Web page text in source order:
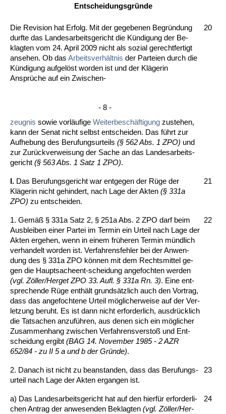
Ent­schei­dungs­gründe
Die Re­vi­si­on hat Er­folg. Mit der ge­ge­be­nen Be­gründung
durf­te das Lan­des­ar­beits­ge­richt die Kündi­gung der Be­
klag­ten vom 24. April 2009 nicht als so­zi­al ge­recht­fer­tigt
an­se­hen. Ob das Ar­beits­verhält­nis der Par­tei­en durch die
Kündi­gung auf­gelöst wor­den ist und der Kläge­rin
Ansprüche auf ein Zwi­schen-
- 8 -
zeug­nis so­wie vorläufi­ge Wei­ter­beschäfti­gung zu­ste­hen,
kann der Se­nat nicht selbst ent­schei­den. Das führt zur
Auf­he­bung des Be­ru­fungs­ur­teils (§ 562 Abs. 1 ZPO) und
zur Zurück­ver­wei­sung der Sa­che an das Lan­des­ar­beits­
ge­richt (§ 563 Abs. 1 Satz 1 ZPO).
20
I. Das Be­ru­fungs­ge­richt war ent­ge­gen der Rüge der
Kläge­rin nicht ge­hin­dert, nach La­ge der Ak­ten (§ 331a
ZPO) zu ent­schei­den.
21
1. Gemäß § 331a Satz 2, § 251a Abs. 2 ZPO darf beim
Aus­blei­ben ei­ner Par­tei im Ter­min ein Ur­teil nach La­ge der
Ak­ten er­ge­hen, wenn in ei­nem frühe­ren Ter­min münd­lich
ver­han­delt wor­den ist. Ver­fah­rens­feh­ler bei der An­wen­
dung des § 331a ZPO können mit dem Rechts­mit­tel ge­
gen die Haupt­sa­che­ent-schei­dung an­ge­foch­ten wer­den
(vgl. Zöller/Her­get ZPO 33. Aufl. § 331a Rn. 3). Ei­ne ent­
spre­chen­de Rüge enthält grundsätz­lich auch den Vor­trag,
dass das an­ge­foch­te­ne Ur­teil mögli­cher­wei­se auf der Ver­
let­zung be­ruht. Es ist dann nicht er­for­der­lich, aus­drück­lich
die Tat­sa­chen an­zuführen, aus de­nen sich ein mögli­cher
Zu­sam­men­hang zwi­schen Ver­fah­rens­ver­s­toß und Ent­
schei­dung er­gibt (BAG 14. No­vem­ber 1985 - 2 AZR
652/84 - zu II 5 a und b der Gründe).
22
2. Da­nach ist nicht zu be­an­stan­den, dass das Be­ru­fungs­
ur­teil nach La­ge der Ak­ten er­gan­gen ist.
23
a) Das Lan­des­ar­beits­ge­richt hat auf den hierfür er­for­der­li­
chen An­trag der an­we­sen­den Be­klag­ten (vgl. Zöller/Her­
24